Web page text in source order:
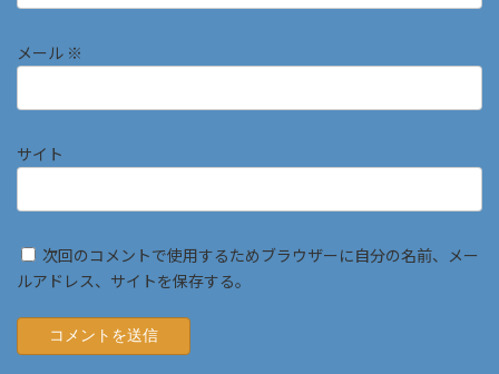
メール ※
サイト
次回のコメントで使用するためブラウザーに自分の名前、メー
ルアドレス、サイトを保存する。